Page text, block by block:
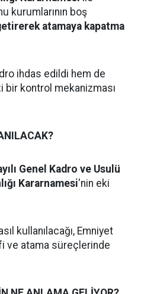
kurumlarının boş
atamaya kapatma
ihdas edildi hem de
bir kontrol mekanizması
Genel Kadro ve Usulü
Kararnamesi'nin eki
kullanılacağı, Emniyet
ve atama süreçlerinde